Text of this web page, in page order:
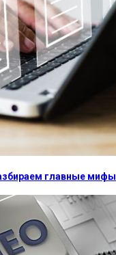
главные мифы